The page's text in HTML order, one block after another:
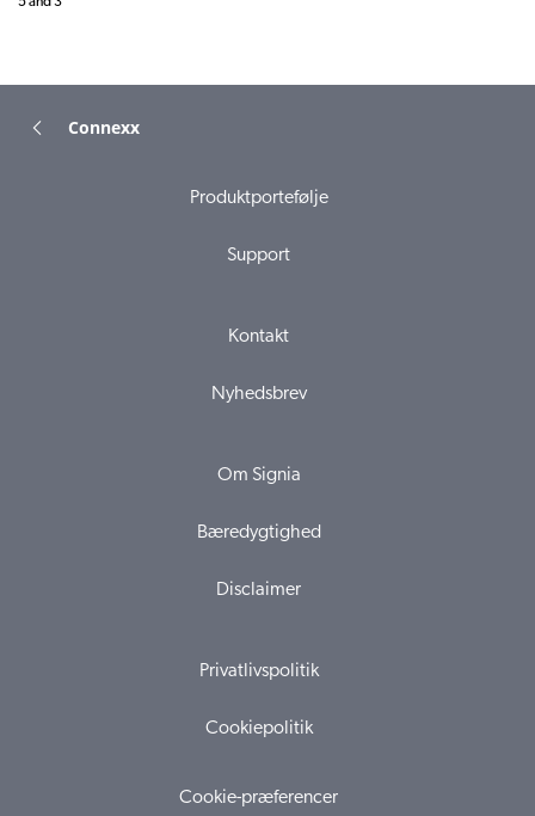
Connexx
Produktportefølje
Support
Kontakt
Nyhedsbrev
Om Signia
Bæredygtighed
Disclaimer
Privatlivspolitik
Cookiepolitik
Cookie-præferencer